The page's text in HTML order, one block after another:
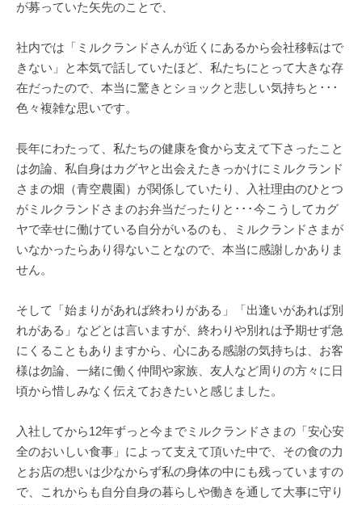
が募っていた矢先のことで、
社内では「ミルクランドさんが近くにあるから会社移転はで
きない」と本気で話していたほど、私たちにとって大きな存
在だったので、本当に驚きとショックと悲しい気持ちと･･･
色々複雑な思いです。
長年にわたって、私たちの健康を食から支えて下さったこと
は勿論、私自身はカグヤと出会えたきっかけにミルクランド
さまの畑（青空農園）が関係していたり、入社理由のひとつ
がミルクランドさまのお弁当だったりと･･･今こうしてカグ
ヤで幸せに働けている自分がいるのも、ミルクランドさまが
いなかったらあり得ないことなので、本当に感謝しかありま
せん。
そして「始まりがあれば終わりがある」「出逢いがあれば別
れがある」などとは言いますが、終わりや別れは予期せず急
にくることもありますから、心にある感謝の気持ちは、お客
様は勿論、一緒に働く仲間や家族、友人など周りの方々に日
頃から惜しみなく伝えておきたいと感じました。
入社してから12年ずっと今までミルクランドさまの「安心安
全のおいしい食事」によって支えて頂いた中で、その食の力
とお店の想いは少なからず私の身体の中にも残っていますの
で、これからも自分自身の暮らしや働きを通して大事に守り